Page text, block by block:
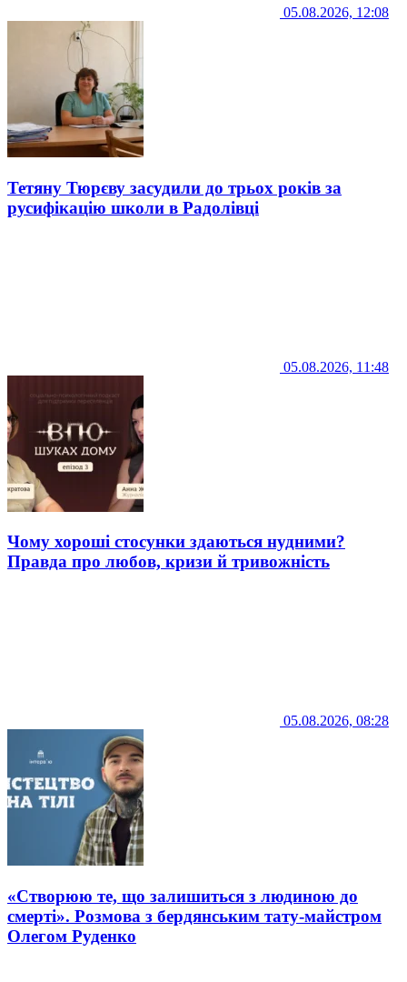
05.08.2026, 12:08
Тетяну Тюрєву засудили до трьох років за
русифікацію школи в Радолівці
05.08.2026, 11:48
Чому хороші стосунки здаються нудними?
Правда про любов, кризи й тривожність
05.08.2026, 08:28
«Створюю те, що залишиться з людиною до
смерті». Розмова з бердянським тату-майстром
Олегом Руденко